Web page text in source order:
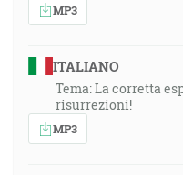
MP3
ITALIANO
Tema: La corretta
risurrezioni!
MP3